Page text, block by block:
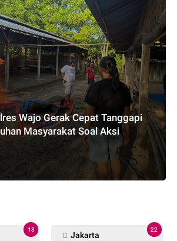
Wajo Gerak Cepat Tanggapi
Masyarakat Soal Aksi
18
Jakarta
22